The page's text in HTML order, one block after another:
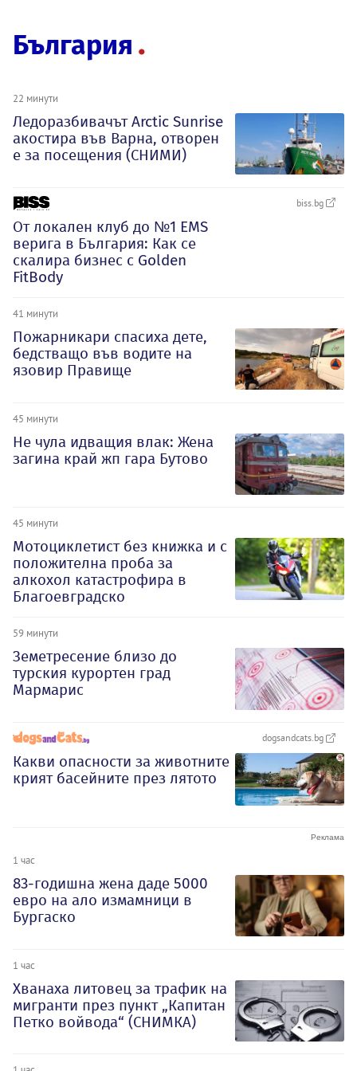
България
22 минути
Ледоразбивачът Arctic Sunrise
акостира във Варна, отворен
е за посещения (СНИМИ)
biss.bg
От локален клуб до №1 EMS
верига в България: Как се
скалира бизнес с Golden
FitBody
41 минути
Пожарникари спасиха дете,
бедстващо във водите на
язовир Правище
45 минути
Не чула идващия влак: Жена
загина край жп гара Бутово
45 минути
Мотоциклетист без книжка и с
положителна проба за
алкохол катастрофира в
Благоевградско
59 минути
Земетресение близо до
турския курортен град
Мармарис
dogsandcats.bg
Какви опасности за животните
крият басейните през лятото
1 час
83-годишна жена даде 5000
евро на ало измамници в
Бургаско
1 час
Хванаха литовец за трафик на
мигранти през пункт „Капитан
Петко войвода“ (СНИМКА)